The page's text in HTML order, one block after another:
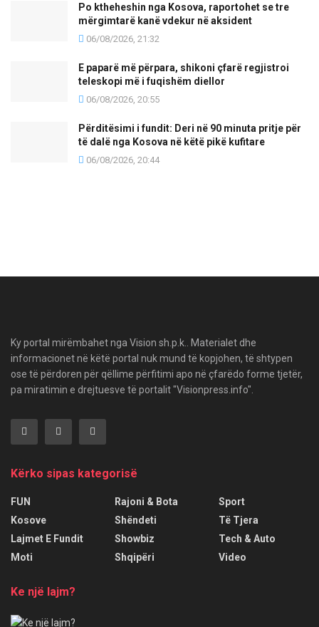
Po ktheheshin nga Kosova, raportohet se tre
mërgimtarë kanë vdekur në aksident
06/08/2026, 21:32
E paparë më përpara, shikoni çfarë regjistroi
teleskopi më i fuqishëm diellor
06/08/2026, 20:55
Përditësimi i fundit: Deri në 90 minuta pritje për
të dalë nga Kosova në këtë pikë kufitare
06/08/2026, 20:44
Ky portal mirëmbahet nga Vision sh.p.k.. Materialet dhe
informacionet në këtë portal nuk mund të kopjohen, të shtypen
ose të përdoren për qëllime përfitimi apo në çfarëdo forme tjetër,
pa miratimin e drejtuesve të portalit "Visionpress.info".
Kërko sipas kategorisë
FUN
Kosove
Lajmet E Fundit
Moti
Rajoni & Bota
Shëndeti
Showbiz
Shqipëri
Sport
Të Tjera
Tech & Auto
Video
Ke një lajm?